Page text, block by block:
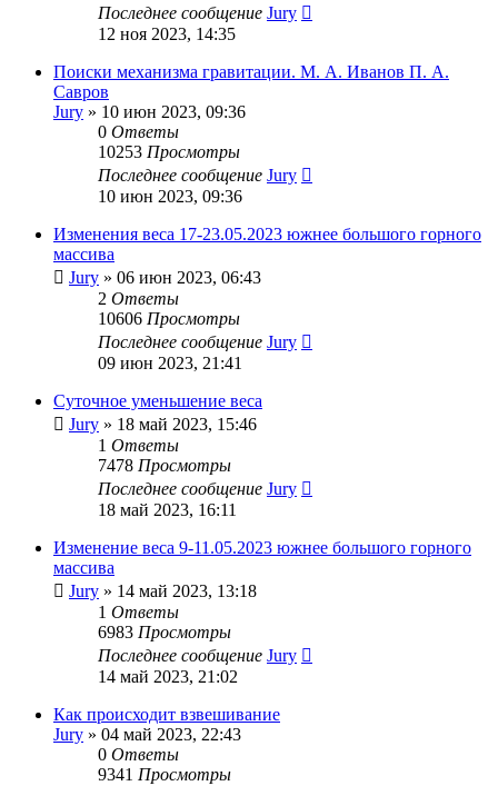
Последнее сообщение Jury
12 ноя 2023, 14:35
Поиски механизма гравитации. М. А. Иванов П. А.
Савров
Jury » 10 июн 2023, 09:36
0 Ответы
10253 Просмотры
Последнее сообщение Jury
10 июн 2023, 09:36
Изменения веса 17-23.05.2023 южнее большого горного
массива
Jury » 06 июн 2023, 06:43
2 Ответы
10606 Просмотры
Последнее сообщение Jury
09 июн 2023, 21:41
Cуточное уменьшение веса
Jury » 18 май 2023, 15:46
1 Ответы
7478 Просмотры
Последнее сообщение Jury
18 май 2023, 16:11
Изменение веса 9-11.05.2023 южнее большого горного
массива
Jury » 14 май 2023, 13:18
1 Ответы
6983 Просмотры
Последнее сообщение Jury
14 май 2023, 21:02
Как происходит взвешивание
Jury » 04 май 2023, 22:43
0 Ответы
9341 Просмотры